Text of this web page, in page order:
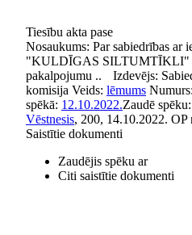
Tiesību akta pase
Nosaukums: Par sabiedrības ar
"KULDĪGAS SILTUMTĪKLI"
pakalpojumu ..
Izdevējs:
komisija Veids: lēmums Numurs:
spēkā: 12.10.2022.Zaudē spēku:
Vēstnesis, 200, 14.10.2022. OP
Saistītie dokumenti
Zaudējis spēku ar
Citi saistītie dokumenti